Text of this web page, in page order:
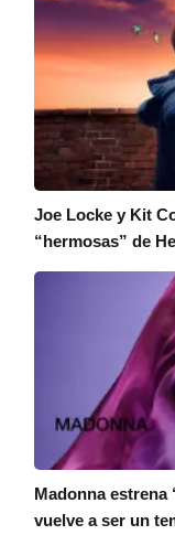
Joe Locke y Kit
“hermosas” de
Madonna estrena
vuelve a ser un